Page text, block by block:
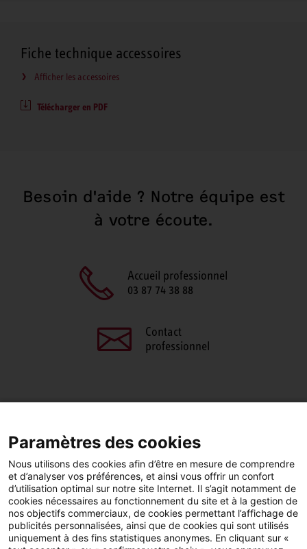
Fiche technique accessoires
Afficher les accessoires
Télécharger en PDF
Besoin d'aide ? Notre équipe est
à votre écoute.
Accueil professionnel
03 87 74 38 88
Contact
professionnel
FacebookLinkedIn
YouTube LinkedIn Facebook
Paramètres des cookies
Nous utilisons des cookies afin d’être en mesure de comprendre
et d’analyser vos préférences, et ainsi vous offrir un confort
d’utilisation optimal sur notre site Internet. Il s’agit notamment de
cookies nécessaires au fonctionnement du site et à la gestion de
nos objectifs commerciaux, de cookies permettant l’affichage de
publicités personnalisées, ainsi que de cookies qui sont utilisés
uniquement à des fins statistiques anonymes. En cliquant sur «